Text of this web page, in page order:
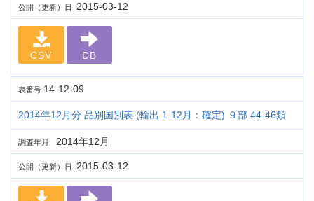
公開（更新）日 2015-03-12
CSV DB
表番号 14-12-09
2014年12月分 品別国別表 (輸出 1-12月：確定) ９部 44-46類
調査年月 2014年12月
公開（更新）日 2015-03-12